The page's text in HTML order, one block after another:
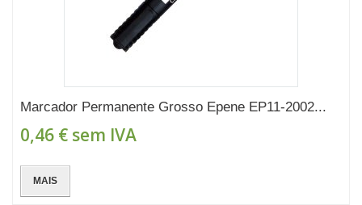
Marcador Permanente Grosso Epene EP11-2002...
0,46 € sem IVA
MAIS